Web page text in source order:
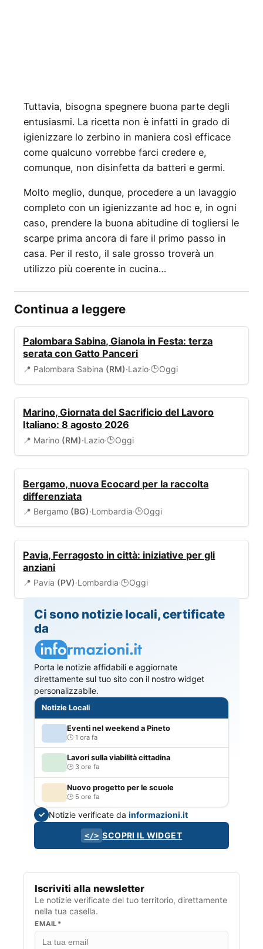
Tuttavia, bisogna spegnere buona parte degli
entusiasmi. La ricetta non è infatti in grado di
igienizzare lo zerbino in maniera così efficace
come qualcuno vorrebbe farci credere e,
comunque, non disinfetta da batteri e germi.
Molto meglio, dunque, procedere a un lavaggio
completo con un igienizzante ad hoc e, in ogni
caso, prendere la buona abitudine di togliersi le
scarpe prima ancora di fare il primo passo in
casa. Per il resto, il sale grosso troverà un
utilizzo più coerente in cucina…
Continua a leggere
Palombara Sabina, Gianola in Festa: terza
serata con Gatto Panceri
📍 Palombara Sabina (RM)·Lazio·🕒Oggi
Marino, Giornata del Sacrificio del Lavoro
Italiano: 8 agosto 2026
📍 Marino (RM)·Lazio·🕒Oggi
Bergamo, nuova Ecocard per la raccolta
differenziata
📍 Bergamo (BG)·Lombardia·🕒Oggi
Pavia, Ferragosto in città: iniziative per gli
anziani
📍 Pavia (PV)·Lombardia·🕒Oggi
Ci sono notizie locali, certificate
da
Porta le notizie affidabili e aggiornate
direttamente sul tuo sito con il nostro widget
personalizzabile.
Notizie Locali
Eventi nel weekend a Pineto
1 ora fa
Lavori sulla viabilità cittadina
3 ore fa
Nuovo progetto per le scuole
5 ore fa
✓ Notizie verificate dainformazioni.it
</> SCOPRI IL WIDGET
Iscriviti alla newsletter
Le notizie verificate del tuo territorio, direttamente
nella tua casella.
EMAIL*